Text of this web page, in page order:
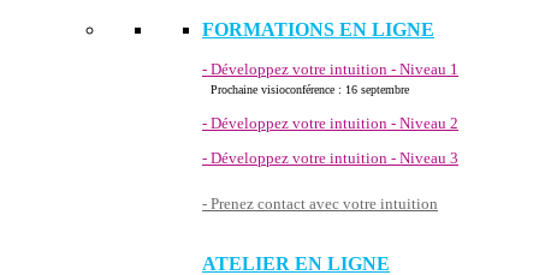
FORMATIONS EN LIGNE
- Développez votre intuition - Niveau 1
Prochaine visioconférence : 16 septembre
- Développez votre intuition - Niveau 2
- Développez votre intuition - Niveau 3
- Prenez contact avec votre intuition
ATELIER EN LIGNE